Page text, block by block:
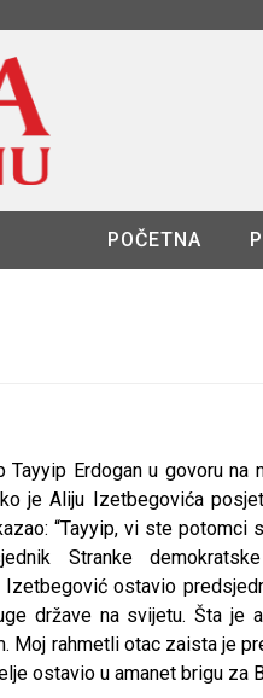
POČETNA
Erdogan u govoru na
je Aliju Izetbegovića
“Tayyip, vi ste potomci
Stranke
ostavio
države na svijetu. Šta je
Moj rahmetli otac zaista je
ostavio u amanet brigu za